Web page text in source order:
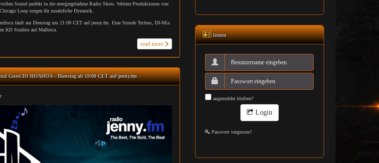
Sound perfekt in die energiegeladene Radio Show. Weitere Produktionen von
Loop sorgen für zusätzliche Dynamik.
läuft am Dienstag um 21:00 CET auf jenny.fm. Eine Stunde Techno, DJ-Mix
KD Studios auf Mallorca.
read more
Guest DJ HOAHOA – Dienstag ab 19:00 CET auf jenny.fm
Intern
angemeldet bleiben?
Login
Passwort vergessen?